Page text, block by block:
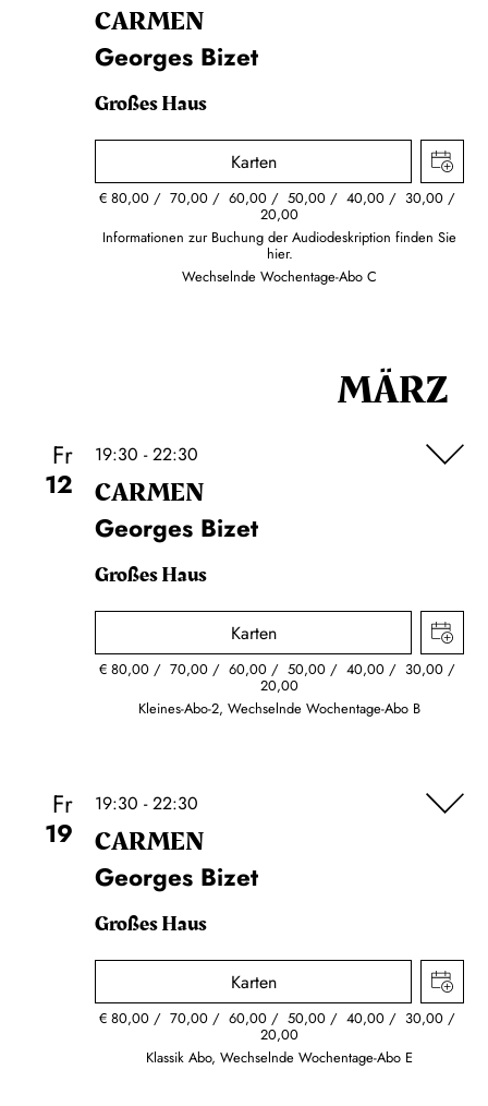
CARMEN
Georges Bizet
Großes Haus
Karten
€80,00 70,00 60,00 50,00 40,00 30,00
20,00
Informationen zur Buchung der Audiodeskription finden Sie
hier.
Wechselnde Wochentage-Abo C
MÄRZ
Fr
12
19:30 - 22:30
CARMEN
Georges Bizet
Großes Haus
Karten
€80,00 70,00 60,00 50,00 40,00 30,00
20,00
Kleines-Abo-2, Wechselnde Wochentage-Abo B
Fr
19
19:30 - 22:30
CARMEN
Georges Bizet
Großes Haus
Karten
€80,00 70,00 60,00 50,00 40,00 30,00
20,00
Klassik Abo, Wechselnde Wochentage-Abo E